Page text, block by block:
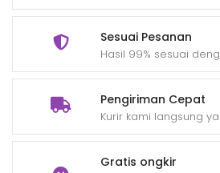
Sesuai Pesanan
Hasil 99% sesuai
Pengiriman Cepat
Kurir kami langsung
Gratis ongkir